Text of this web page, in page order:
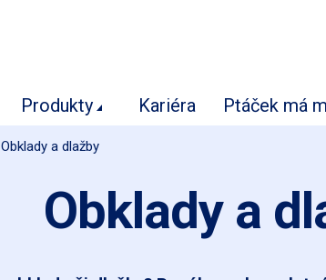
Produkty Kariéra Ptáček má
Obklady a dlažby
Obklady a